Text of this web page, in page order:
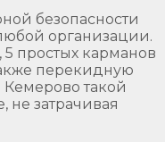
безопасности
организации.
простых карманов
перекидную
Кемерово такой
не затрачивая